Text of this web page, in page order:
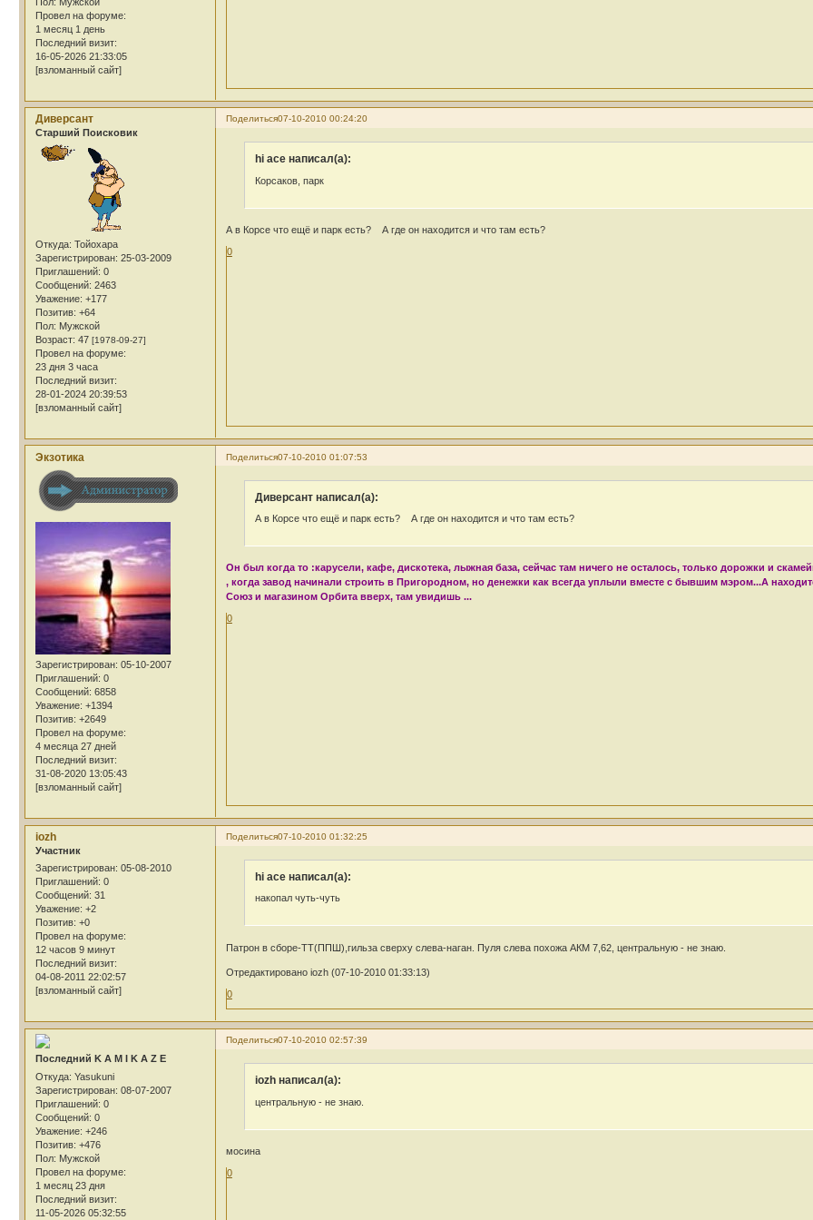
Провел на форуме:
1 месяц 1 день
Последний визит:
16-05-2026 21:33:05
[взломанный сайт]
Поделиться07-10-2010 00:24:20
Диверсант
Cтарший Поисковик
Откуда: Тойохара
Зарегистрирован: 25-03-2009
Приглашений: 0
Сообщений: 2463
Уважение: +177
Позитив: +64
Пол: Мужской
Возраст: 47 [1978-09-27]
Провел на форуме:
23 дня 3 часа
Последний визит:
28-01-2024 20:39:53
[взломанный сайт]
hi ace написал(а):
Корсаков, парк
А в Корсе что ещё и парк есть?
А где он находится и что там есть?
0
Поделиться07-10-2010 01:07:53
Экзотика
Зарегистрирован: 05-10-2007
Приглашений: 0
Сообщений: 6858
Уважение: +1394
Позитив: +2649
Провел на форуме:
4 месяца 27 дней
Последний визит:
31-08-2020 13:05:43
[взломанный сайт]
Диверсант написал(а):
А в Корсе что ещё и парк есть? А где он находится и что там есть?
Он был когда то :карусели, кафе, дискотека, лыжная база, сейчас там ничего не осталось, только дорожки и
, когда завод начинали строить в Пригородном, но денежки как всегда уплыли вместе с бывшим мэром...А
Союз и магазином Орбита вверх, там увидишь ...
0
Поделиться07-10-2010 01:32:25
iozh
Участник
Зарегистрирован: 05-08-2010
Приглашений: 0
Сообщений: 31
Уважение: +2
Позитив: +0
Провел на форуме:
12 часов 9 минут
Последний визит:
04-08-2011 22:02:57
[взломанный сайт]
hi ace написал(а):
накопал чуть-чуть
Патрон в сборе-ТТ(ППШ),гильза сверху слева-наган. Пуля слева похожа АКМ 7,62, центральную - не знаю.
Отредактировано iozh (07-10-2010 01:33:13)
0
Поделиться07-10-2010 02:57:39
Последний K A M I K A Z E
Откуда: Yasukuni
Зарегистрирован: 08-07-2007
Приглашений: 0
Сообщений: 0
Уважение: +246
Позитив: +476
Пол: Мужской
Провел на форуме:
1 месяц 23 дня
Последний визит:
11-05-2026 05:32:55
iozh написал(а):
центральную - не знаю.
мосина
0